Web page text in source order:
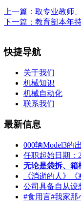
上一篇： 取专业教师
下一篇： 教育部本年
快捷导航
关于我们
机械知识
机械自动化
联系我们
最新信息
000辆Model3的
任职起始日期：
无论是袋拆、箱
《消逝的人》
公司具备自从设
#食用言#我家那